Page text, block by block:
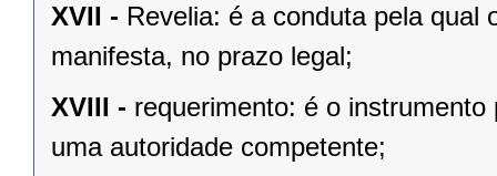
XVII - Revelia: é a conduta pela qual
manifesta, no prazo legal;
XVIII - requerimento: é o
uma autoridade competente;